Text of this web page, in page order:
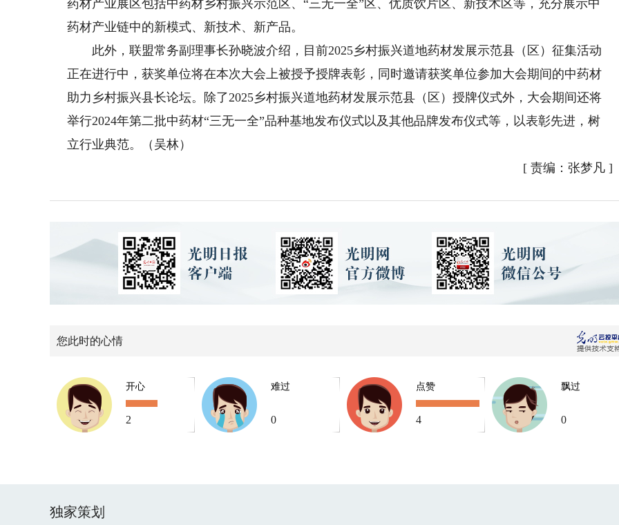
药材产业展区包括中药材乡村振兴示范区、“三无一全”区、优质饮片区、新技术区等，充分展示中
药材产业链中的新模式、新技术、新产品。
此外，联盟常务副理事长孙晓波介绍，目前2025乡村振兴道地药材发展示范县（区）征集活动
正在进行中，获奖单位将在本次大会上被授予授牌表彰，同时邀请获奖单位参加大会期间的中药材
助力乡村振兴县长论坛。除了2025乡村振兴道地药材发展示范县（区）授牌仪式外，大会期间还将
举行2024年第二批中药材“三无一全”品种基地发布仪式以及其他品牌发布仪式等，以表彰先进，树
立行业典范。（吴林）
[ 责编：张梦凡]
您此时的心情
开心
2
难过
0
点赞
4
飘过
0
独家策划